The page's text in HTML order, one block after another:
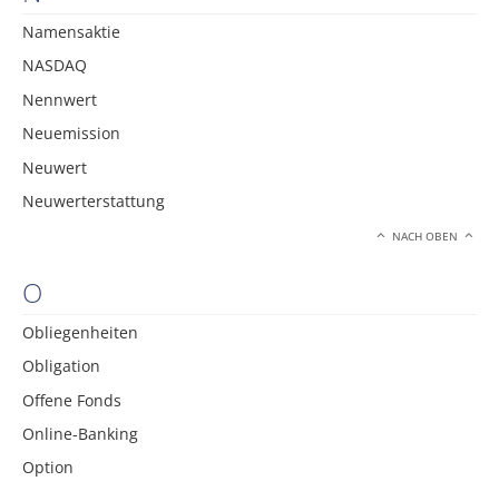
Namensaktie
NASDAQ
Nennwert
Neuemission
Neuwert
Neuwerterstattung
NACH OBEN
O
Obliegenheiten
Obligation
Offene Fonds
Online-Banking
Option